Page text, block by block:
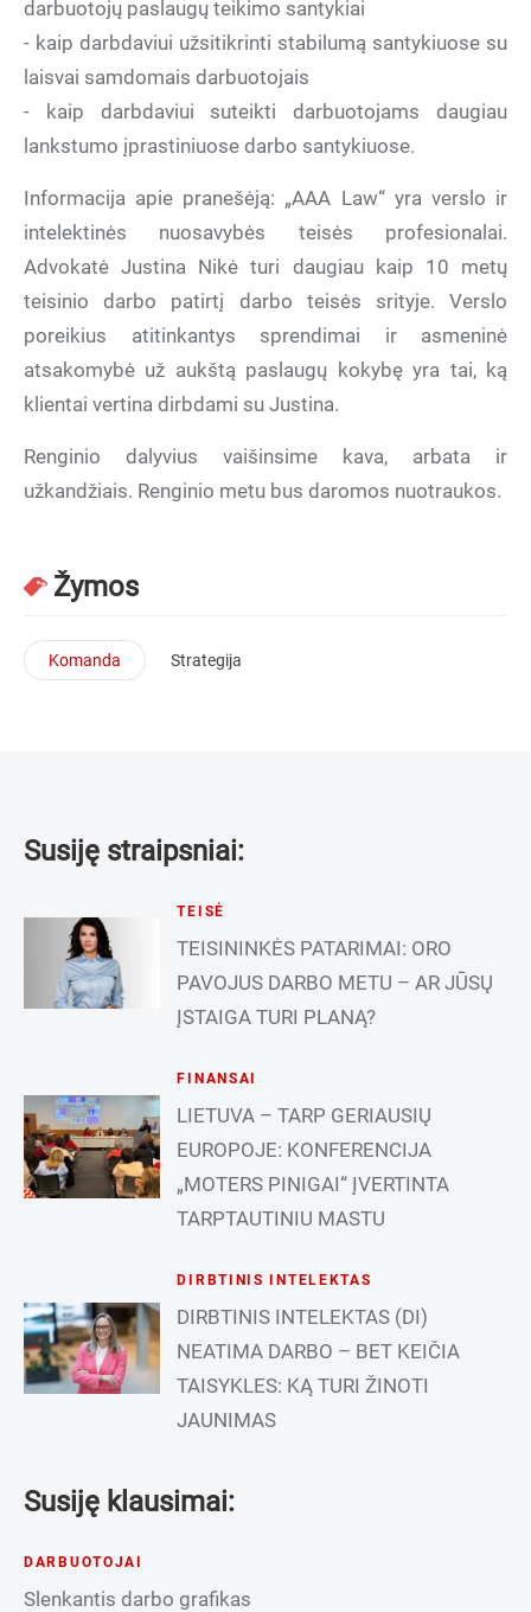
darbuotojų paslaugų teikimo santykiai
- kaip darbdaviui užsitikrinti stabilumą santykiuose su
laisvai samdomais darbuotojais
- kaip darbdaviui suteikti darbuotojams daugiau
lankstumo įprastiniuose darbo santykiuose.
Informacija apie pranešėją: „AAA Law“ yra verslo ir
intelektinės nuosavybės teisės profesionalai.
Advokatė Justina Nikė turi daugiau kaip 10 metų
teisinio darbo patirtį darbo teisės srityje. Verslo
poreikius atitinkantys sprendimai ir asmeninė
atsakomybė už aukštą paslaugų kokybę yra tai, ką
klientai vertina dirbdami su Justina.
Renginio dalyvius vaišinsime kava, arbata ir
užkandžiais. Renginio metu bus daromos nuotraukos.
Žymos
Komanda Strategija
Susiję straipsniai:
TEISĖ
TEISININKĖS PATARIMAI: ORO
PAVOJUS DARBO METU – AR JŪSŲ
ĮSTAIGA TURI PLANĄ?
FINANSAI
LIETUVA – TARP GERIAUSIŲ
EUROPOJE: KONFERENCIJA
„MOTERS PINIGAI“ ĮVERTINTA
TARPTAUTINIU MASTU
DIRBTINIS INTELEKTAS
DIRBTINIS INTELEKTAS (DI)
NEATIMA DARBO – BET KEIČIA
TAISYKLES: KĄ TURI ŽINOTI
JAUNIMAS
Susiję klausimai:
DARBUOTOJAI
Slenkantis darbo grafikas